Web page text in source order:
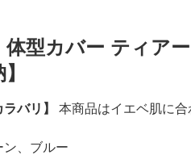
型カバー ティアー
バリ】
本商品はイエベ肌に
、ブルー